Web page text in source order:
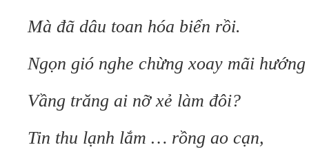
Mà đã dâu toan hóa biển rồi.
Ngọn gió nghe chừng xoay mãi hướng
Vầng trăng ai nỡ xẻ làm đôi?
Tin thu lạnh lắm … rồng ao cạn,